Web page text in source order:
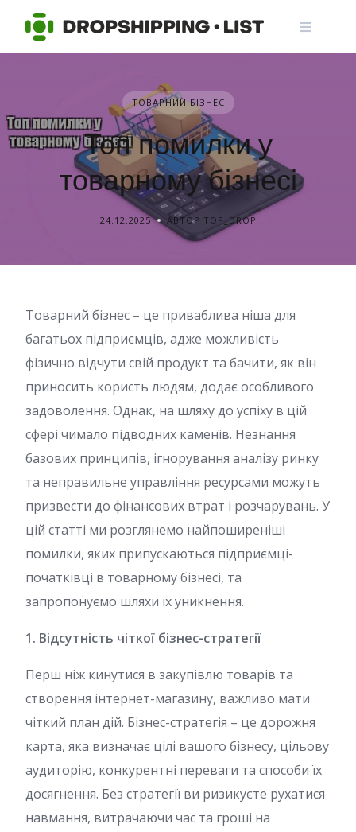
ТОВАРНИЙ БІЗНЕС
Топ помилки у
товарному бізнесі
24.12.2025 АВТОР TOP_DROP
Товарний бізнес – це приваблива ніша для
багатьох підприємців, адже можливість
фізично відчути свій продукт та бачити, як він
приносить користь людям, додає особливого
задоволення. Однак, на шляху до успіху в цій
сфері чимало підводних каменів. Незнання
базових принципів, ігнорування аналізу ринку
та неправильне управління ресурсами можуть
призвести до фінансових втрат і розчарувань. У
цій статті ми розглянемо найпоширеніші
помилки, яких припускаються підприємці-
початківці в товарному бізнесі, та
запропонуємо шляхи їх уникнення.
1. Відсутність чіткої бізнес-стратегії
Перш ніж кинутися в закупівлю товарів та
створення інтернет-магазину, важливо мати
чіткий план дій. Бізнес-стратегія – це дорожня
карта, яка визначає цілі вашого бізнесу, цільову
аудиторію, конкурентні переваги та способи їх
досягнення. Без стратегії ви ризикуєте рухатися
навмання, витрачаючи час та гроші на